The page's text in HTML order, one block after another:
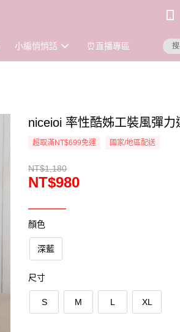
小編悄悄話 ⏰直播專區
niceioi 率性酷姊工裝風彈力
超取滿NT$699免運 國家/地區配送
NT$1,180
NT$980
顏色
深藍
尺寸
S M L XL